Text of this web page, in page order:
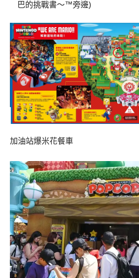
巴的挑戰書～™旁邊)
加油站爆米花餐車